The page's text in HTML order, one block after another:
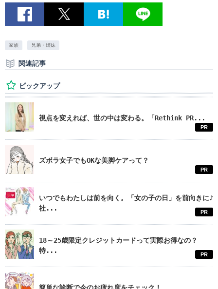
家族 兄弟・姉妹
関連記事
ピックアップ
視点を変えれば、世の中は変わる。「Rethink PR...
PR
ズボラ女子でもOKな美脚ケアって？
PR
いつでもわたしは前を向く。「女の子の日」を前向きに♪
社...
PR
18～25歳限定クレジットカードって実際お得なの？
特...
PR